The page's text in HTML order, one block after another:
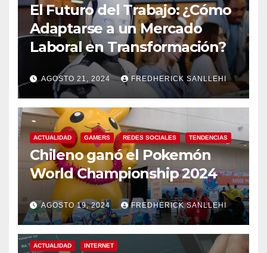
El Futuro del Trabajo: ¿Cómo
Adaptarse a un Mercado
Laboral en Transformación?
AGOSTO 21, 2024 FREDHERICK SANLLEHI
ACTUALIDAD GAMERS REDES SOCIALES TENDENCIAS
Chileno ganó el Pokemón
World Championship 2024
AGOSTO 19, 2024 FREDHERICK SANLLEHI
ACTUALIDAD INTERNET